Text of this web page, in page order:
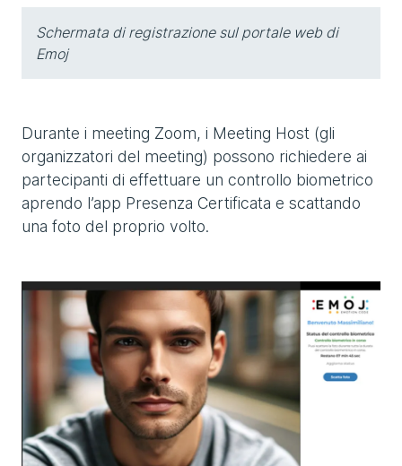
Schermata di registrazione sul portale web di
Emoj
Durante i meeting Zoom, i Meeting Host (gli
organizzatori del meeting) possono richiedere ai
partecipanti di effettuare un controllo biometrico
aprendo l’app Presenza Certificata e scattando
una foto del proprio volto.